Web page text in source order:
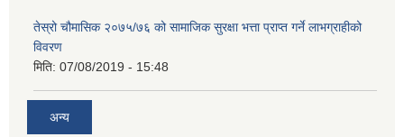
तेस्रो चौमासिक २०७५/७६ को सामाजिक सुरक्षा भत्ता प्राप्त गर्ने लाभग्राहीको
विवरण
मिति: 07/08/2019 - 15:48
अन्य